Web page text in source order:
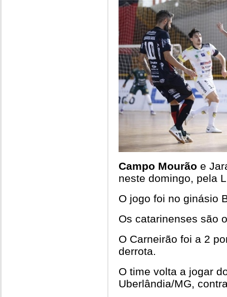
Campo Mourão e
neste domingo, pela
O jogo foi no ginásio
Os catarinenses são
O Carneirão foi a 2
derrota.
O time volta a jogar
Uberlândia/MG,